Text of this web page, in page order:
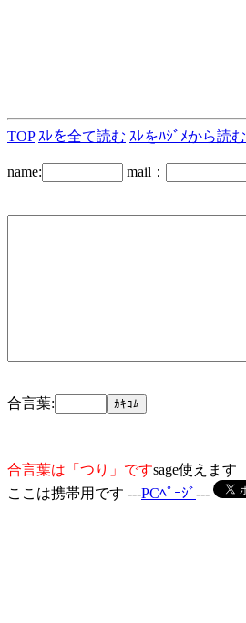
TOP ｽﾚを全て読む ｽﾚをﾊｼﾞﾒから読む
name: mail：
合言葉:
合言葉は「つり」ですsage使えます
ここは携帯用です ---PCﾍﾟｰｼﾞ---